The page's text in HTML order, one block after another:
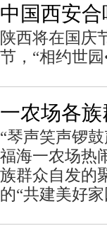
中国西安
陕西将在国庆
节，“相约世
一农场各
“琴声笑声锣
福海一农场热
族群众自发的
的“共建美好